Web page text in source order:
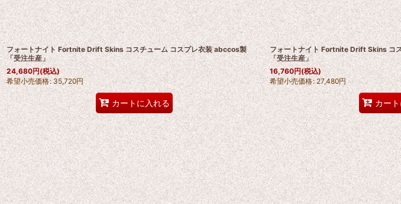
フォートナイト Fortnite Drift Skins コスチューム コスプレ衣装 abccos製
「受注生産」
24,680円(税込)
希望小売価格: 35,720円
カートに入れる
フォートナイト Fortnite Drift Skins コ
「受注生産」
16,760円(税込)
希望小売価格: 27,480円
カー